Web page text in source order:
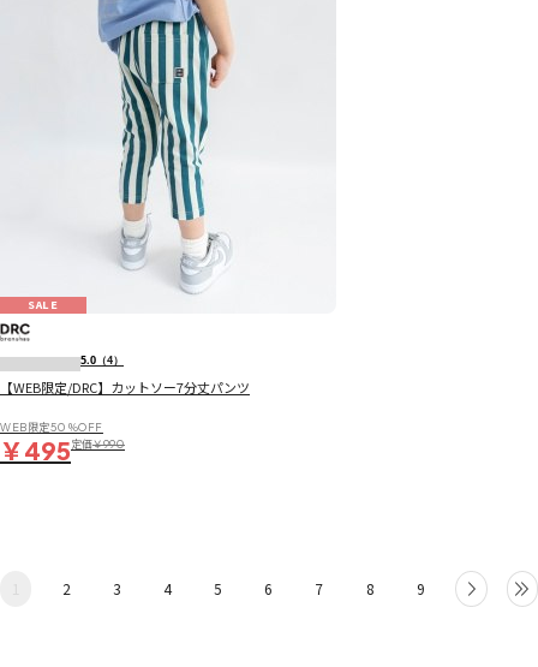
SALE
5.0 （4）
【WEB限定/DRC】カットソー7分丈パンツ
WEB限定50％OFF
￥495定価￥990
2 3 4 5 6 7 8 9